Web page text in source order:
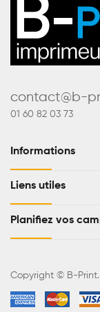
contact@b-
01 60 82 03 73
Informations
Liens utiles
Planifiez vos
Copyright © B-Print.